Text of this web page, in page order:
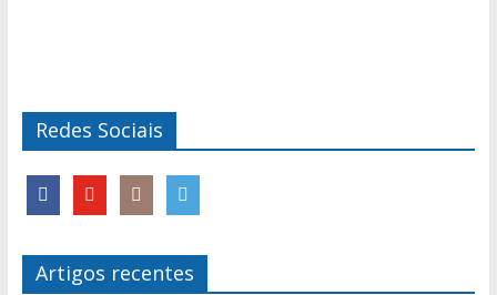
Redes Sociais
Artigos recentes